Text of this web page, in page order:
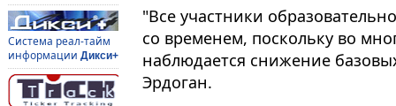
Система реал-тайм
информации Дикси+
"Все участники
со временем, поскольку во
наблюдается снижение
Эрдоган.